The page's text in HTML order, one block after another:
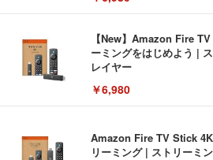
【New】Amazon Fire
ーミングをはじめよう |
レイヤー
￥6,980
Amazon Fire TV Stick
リーミング | ストリーミ